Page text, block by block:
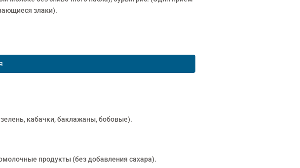
злаки).
кабачки, баклажаны, бобовые).
продукты (без добавления сахара).